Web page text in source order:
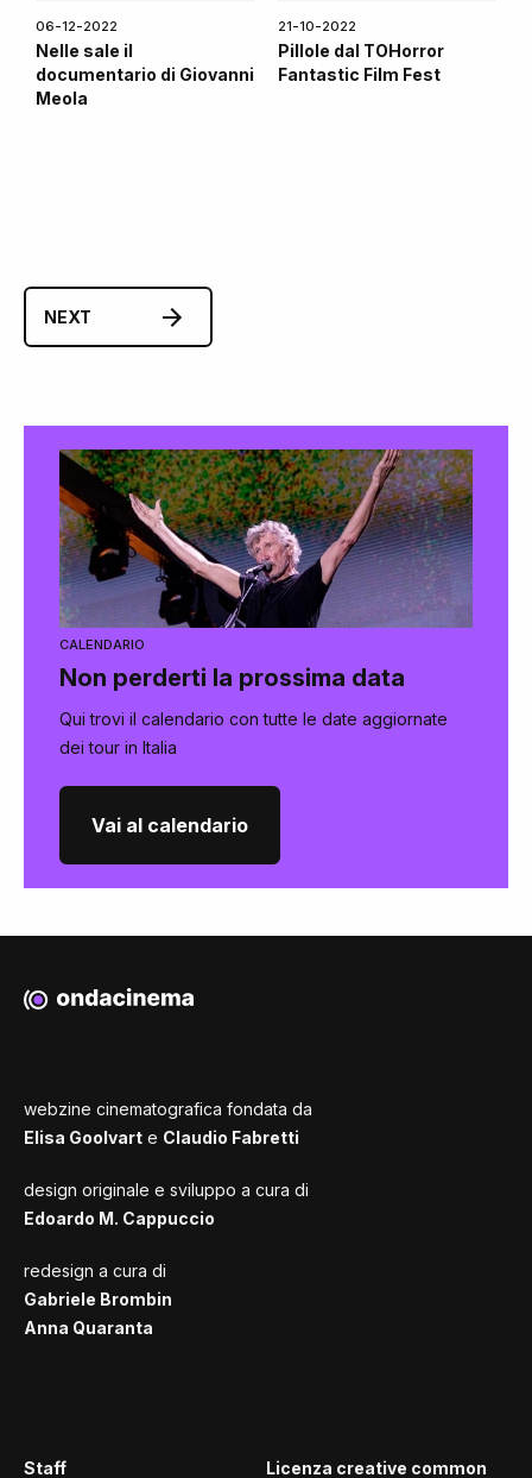
06-12-2022
Nelle sale il
documentario di Giovanni
Meola
21-10-2022
Pillole dal TOHorror
Fantastic Film Fest
NEXT
CALENDARIO
Non perderti la prossima data
Qui trovi il calendario con tutte le date aggiornate
dei tour in Italia
Vai al calendario
webzine cinematografica fondata da
Elisa Goolvart e Claudio Fabretti
design originale e sviluppo a cura di
Edoardo M. Cappuccio
redesign a cura di
Gabriele Brombin
Anna Quaranta
Staff Licenza creative common